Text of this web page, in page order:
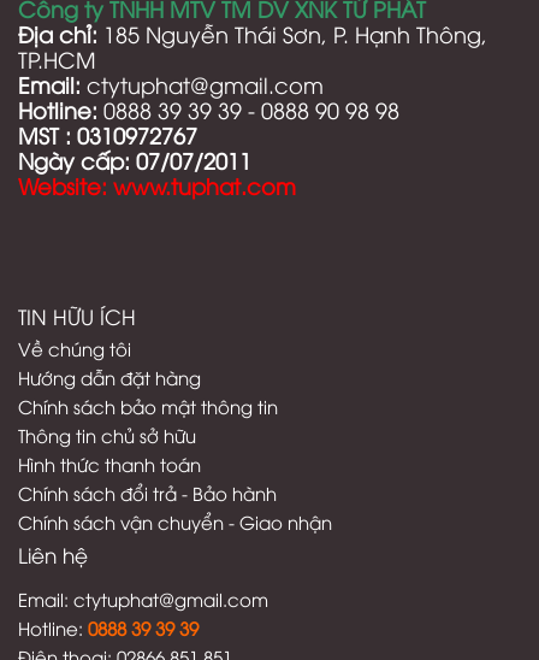
Công ty TNHH MTV TM DV XNK TỨ PHÁT
Địa chỉ: 185 Nguyễn Thái Sơn, P. Hạnh Thông,
TP.HCM
Email: ctytuphat@gmail.com
Hotline: 0888 39 39 39 - 0888 90 98 98
MST : 0310972767
Ngày cấp: 07/07/2011
Website: www.tuphat.com
TIN HỮU ÍCH
Về chúng tôi
Hướng dẫn đặt hàng
Chính sách bảo mật thông tin
Thông tin chủ sở hữu
Hình thức thanh toán
Chính sách đổi trả - Bảo hành
Chính sách vận chuyển - Giao nhận
Liên hệ
Email: ctytuphat@gmail.com
Hotline: 0888 39 39 39